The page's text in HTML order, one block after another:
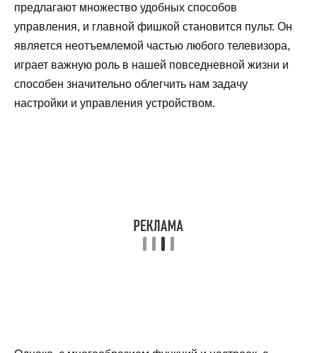
предлагают множество удобных способов
управления, и главной фишкой становится пульт. Он
является неотъемлемой частью любого телевизора,
играет важную роль в нашей повседневной жизни и
способен значительно облегчить нам задачу
настройки и управления устройством.